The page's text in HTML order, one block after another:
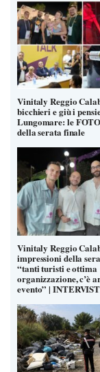
Vinitaly Reggio
bicchieri e giù i
Lungomare: le
della serata finale
Vinitaly Reggio
impressioni della
“tanti turisti e ottima
organizzazione, c’è
evento” |